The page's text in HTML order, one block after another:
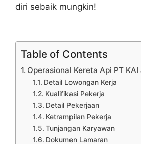
diri sebaik mungkin!
Table of Contents
Operasional Kereta Api PT
Detail Lowongan Kerja
Kualifikasi Pekerja
Detail Pekerjaan
Ketrampilan Pekerja
Tunjangan Karyawan
Dokumen Lamaran